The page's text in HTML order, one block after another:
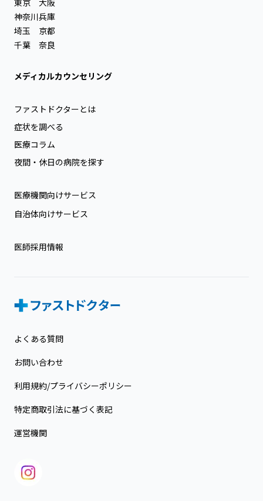
神奈川
埼玉
千葉
兵庫
京都
奈良
メディカルカウンセリング
ファストドクターとは
症状を調べる
医療コラム
夜間・休日の病院を探す
医療機関向けサービス
自治体向けサービス
医師採用情報
よくある質問
お問い合わせ
利用規約/プライバシーポリシー
特定商取引法に基づく表記
運営機関